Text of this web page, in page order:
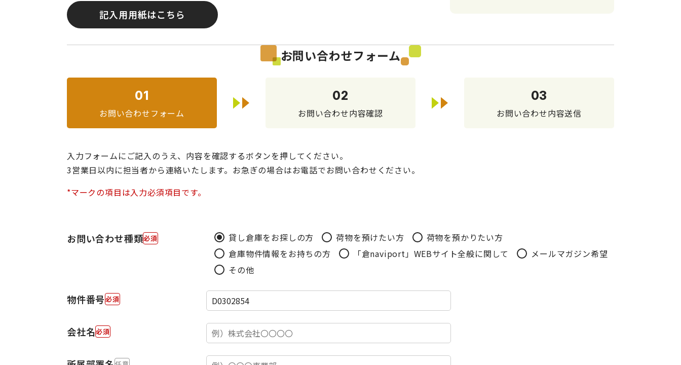
記入用用紙はこちら
お問い合わせフォーム
01
お問い合わせフォーム
02
お問い合わせ内容確認
03
お問い合わせ内容送信
入力フォームにご記入のうえ、内容を確認するボタンを押してください。
3営業日以内に担当者から連絡いたします。お急ぎの場合はお電話でお問い合わせください。
*マークの項目は入力必須項目です。
お問い合わせ種類 貸し倉庫をお探しの方 荷物を預けたい方
荷物を預かりたい方
倉庫物件情報をお持ちの方
「倉naviport」WEBサイト全般に関して
メールマガジン希望
その他
物件番号
会社名